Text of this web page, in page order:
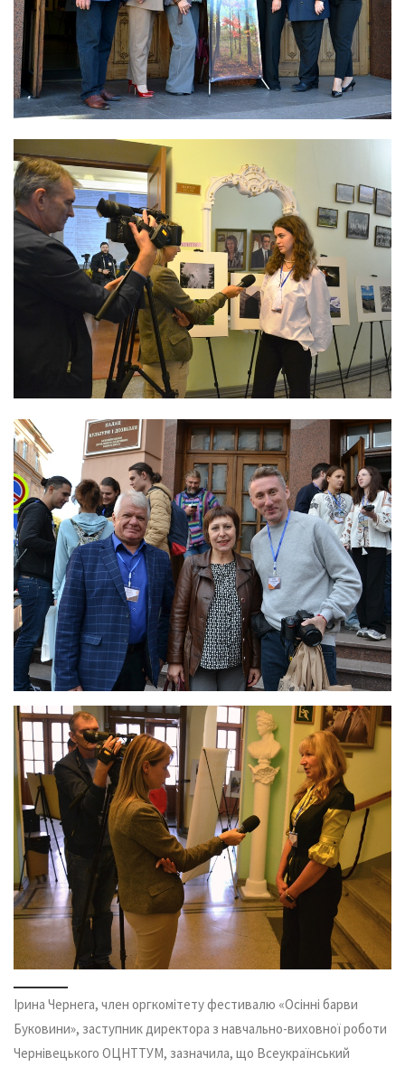
Ірина Чернега, член оргкомітету фестивалю «Осінні барви
Буковини», заступник директора з навчально-виховної роботи
Чернівецького ОЦНТТУМ, зазначила, що Всеукраїнський